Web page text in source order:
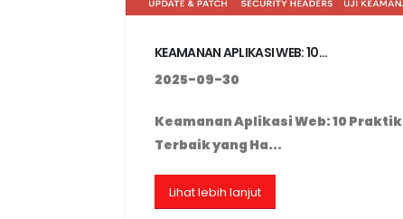
KEAMANAN APLIKASI WEB: 10...
2025-09-30
Keamanan Aplikasi Web: 10 Praktik
Terbaik yang Ha...
Lihat lebih lanjut